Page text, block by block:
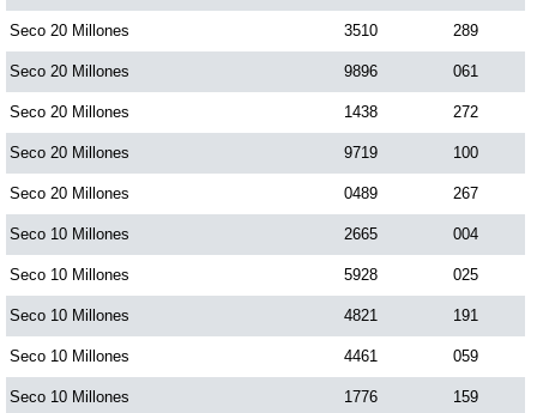
Seco 20 Millones 3510 289
Seco 20 Millones 9896 061
Seco 20 Millones 1438 272
Seco 20 Millones 9719 100
Seco 20 Millones 0489 267
Seco 10 Millones 2665 004
Seco 10 Millones 5928 025
Seco 10 Millones 4821 191
Seco 10 Millones 4461 059
Seco 10 Millones 1776 159